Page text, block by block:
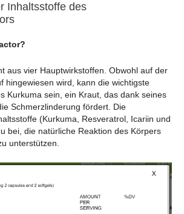
Inhaltsstoffe des
aus vier Hauptwirkstoffen. Obwohl auf der
hingewiesen wird, kann die wichtigste
Kurkuma sein, ein Kraut, das dank seines
Schmerzlinderung fördert. Die
(Kurkuma, Resveratrol, Icariin und
bei, die natürliche Reaktion des Körpers
unterstützen.